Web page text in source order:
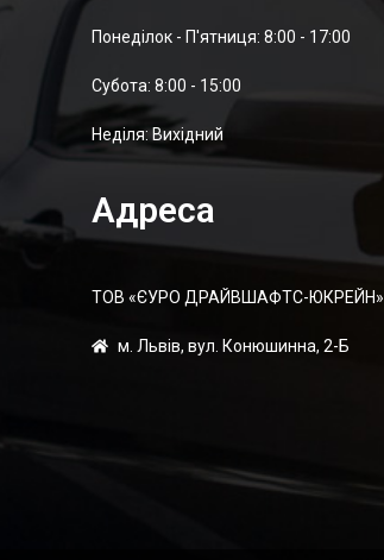
Понеділок - П'ятниця: 8:00 - 17:00
Суботa: 8:00 - 15:00
Неділя: Вихідний
Адреса
ТОВ «ЄУРО ДРАЙВШАФТC-ЮКРЕЙН»
м. Львів, вул. Конюшинна, 2-Б